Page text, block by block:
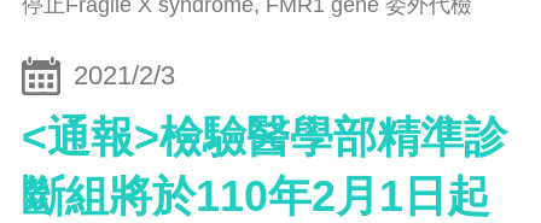
停止Fragile X syndrome, FMR1 gene 委外代檢
2021/2/3
<通報>檢驗醫學部精準診
斷組將於110年2月1日起